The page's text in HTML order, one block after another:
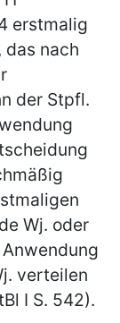
erstmalig
das nach
der Stpfl.
Wj. oder
verteilen
I S. 542).